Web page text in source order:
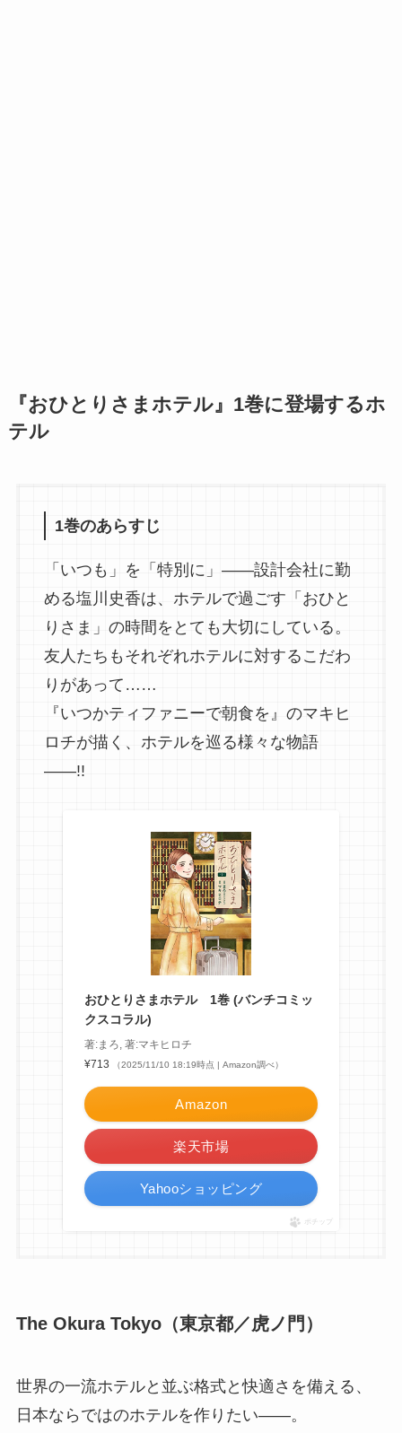
『おひとりさまホテル』1巻に登場するホ
テル
1巻のあらすじ
「いつも」を「特別に」――設計会社に勤
める塩川史香は、ホテルで過ごす「おひと
りさま」の時間をとても大切にしている。
友人たちもそれぞれホテルに対するこだわ
りがあって……
『いつかティファニーで朝食を』のマキヒ
ロチが描く、ホテルを巡る様々な物語
――!!
おひとりさまホテル 1巻 (バンチコミッ
クスコラル)
著:まろ, 著:マキヒロチ
¥713
（2025/11/10 18:19時点 | Amazon調べ）
Amazon
楽天市場
Yahooショッピング
ポチップ
The Okura Tokyo（東京都／虎ノ門）
世界の一流ホテルと並ぶ格式と快適さを備える、
日本ならではのホテルを作りたい――。